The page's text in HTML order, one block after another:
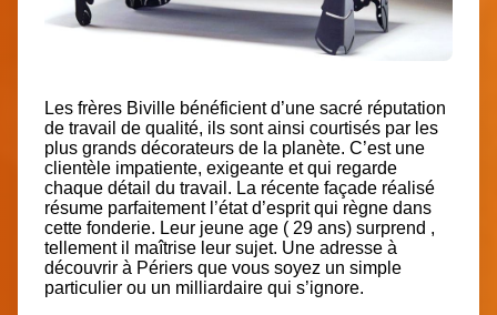
Les frères Biville bénéficient d’une sacré réputation
de travail de qualité, ils sont ainsi courtisés par les
plus grands décorateurs de la planète. C’est une
clientèle impatiente, exigeante et qui regarde
chaque détail du travail. La récente façade réalisé
résume parfaitement l’état d’esprit qui règne dans
cette fonderie. Leur jeune age ( 29 ans) surprend ,
tellement il maîtrise leur sujet. Une adresse à
découvrir à Périers que vous soyez un simple
particulier ou un milliardaire qui s’ignore.